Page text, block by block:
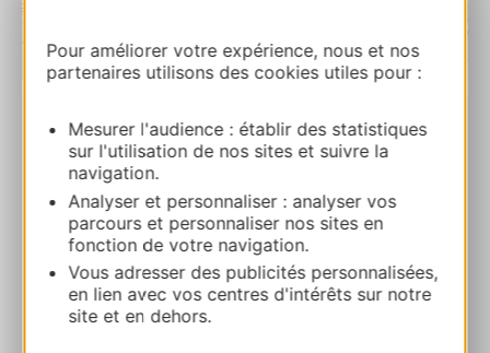
Pour améliorer votre expérience, nous et nos
partenaires utilisons des cookies utiles pour :
Mesurer l'audience : établir des statistiques
sur l'utilisation de nos sites et suivre la
navigation.
Analyser et personnaliser : analyser vos
parcours et personnaliser nos sites en
fonction de votre navigation.
Vous adresser des publicités personnalisées,
en lien avec vos centres d'intérêts sur notre
site et en dehors.
Leaflet| Map data ©OpenStreetMap contributors
Musée Soulages
Jardin du FoirailAvenue Victor Hugo 12000
RODEZ
Ruta y acceso
+33565738260